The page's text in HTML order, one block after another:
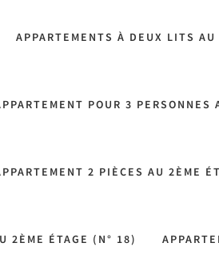
APPARTEMENTS À DEUX LITS AU
POUR 3 PERSONNES
2 PIÈCES AU 2ÈME
2ÈME ÉTAGE (N° 18)